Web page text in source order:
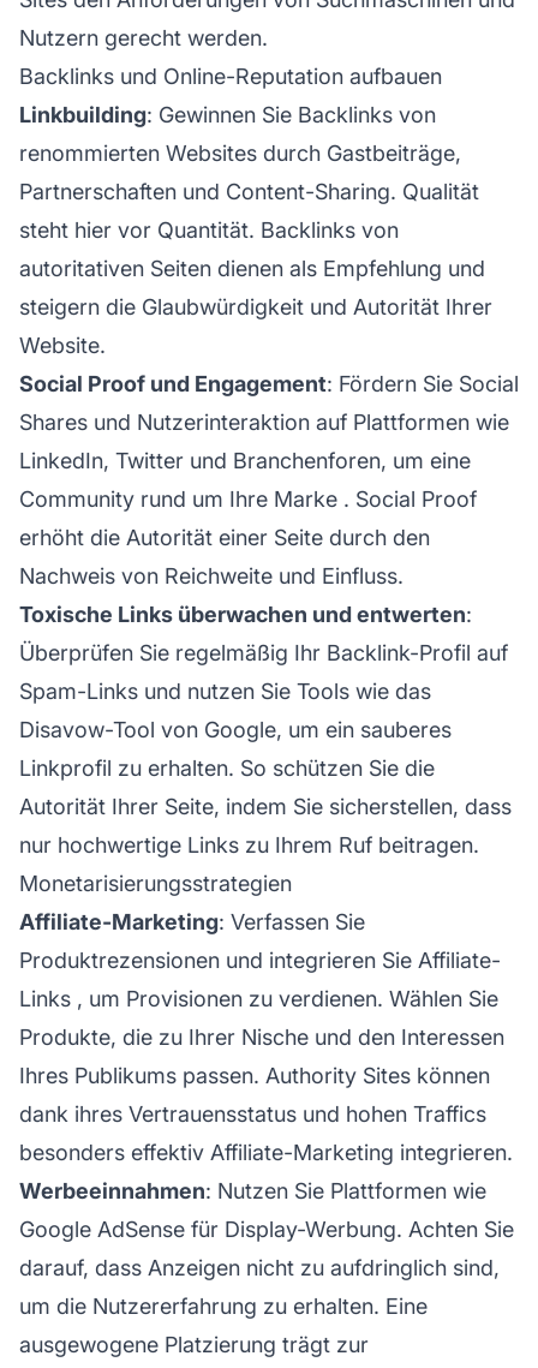
Nutzern gerecht werden.
Backlinks und Online-Reputation aufbauen
Linkbuilding: Gewinnen Sie Backlinks von
renommierten Websites durch Gastbeiträge,
Partnerschaften und Content-Sharing. Qualität
steht hier vor Quantität. Backlinks von
autoritativen Seiten dienen als Empfehlung und
steigern die Glaubwürdigkeit und Autorität Ihrer
Website.
Social Proof und Engagement: Fördern Sie Social
Shares und Nutzerinteraktion auf Plattformen wie
LinkedIn, Twitter und Branchenforen, um eine
Community rund um Ihre Marke . Social Proof
erhöht die Autorität einer Seite durch den
Nachweis von Reichweite und Einfluss.
Toxische Links überwachen und entwerten:
Überprüfen Sie regelmäßig Ihr Backlink-Profil auf
Spam-Links und nutzen Sie Tools wie das
Disavow-Tool von Google, um ein sauberes
Linkprofil zu erhalten. So schützen Sie die
Autorität Ihrer Seite, indem Sie sicherstellen, dass
nur hochwertige Links zu Ihrem Ruf beitragen.
Monetarisierungsstrategien
Affiliate-Marketing: Verfassen Sie
Produktrezensionen und integrieren Sie Affiliate-
Links , um Provisionen zu verdienen. Wählen Sie
Produkte, die zu Ihrer Nische und den Interessen
Ihres Publikums passen. Authority Sites können
dank ihres Vertrauensstatus und hohen Traffics
besonders effektiv Affiliate-Marketing integrieren.
Werbeeinnahmen: Nutzen Sie Plattformen wie
Google AdSense für Display-Werbung. Achten Sie
darauf, dass Anzeigen nicht zu aufdringlich sind,
um die Nutzererfahrung zu erhalten. Eine
ausgewogene Platzierung trägt zur